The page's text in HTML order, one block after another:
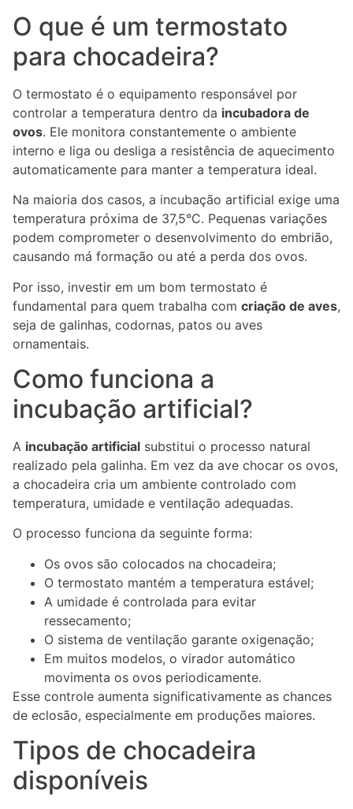
O que é um termostato
para chocadeira?
O termostato é o equipamento responsável por
controlar a temperatura dentro da incubadora de
ovos. Ele monitora constantemente o ambiente
interno e liga ou desliga a resistência de aquecimento
automaticamente para manter a temperatura ideal.
Na maioria dos casos, a incubação artificial exige uma
temperatura próxima de 37,5°C. Pequenas variações
podem comprometer o desenvolvimento do embrião,
causando má formação ou até a perda dos ovos.
Por isso, investir em um bom termostato é
fundamental para quem trabalha com criação de aves,
seja de galinhas, codornas, patos ou aves
ornamentais.
Como funciona a
incubação artificial?
A incubação artificial substitui o processo natural
realizado pela galinha. Em vez da ave chocar os ovos,
a chocadeira cria um ambiente controlado com
temperatura, umidade e ventilação adequadas.
O processo funciona da seguinte forma:
Os ovos são colocados na chocadeira;
O termostato mantém a temperatura estável;
A umidade é controlada para evitar
ressecamento;
O sistema de ventilação garante oxigenação;
Em muitos modelos, o virador automático
movimenta os ovos periodicamente.
Esse controle aumenta significativamente as chances
de eclosão, especialmente em produções maiores.
Tipos de chocadeira
disponíveis